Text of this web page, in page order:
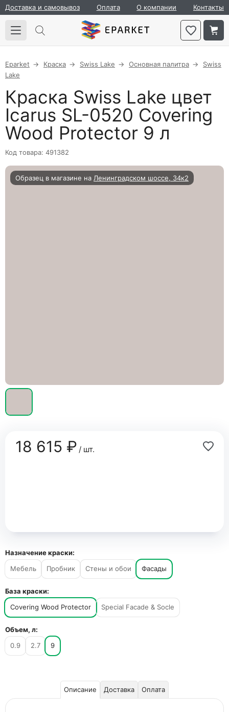
Доставка и самовывоз Оплата О компании Контакты
Eparket Краска Swiss Lake Основная палитра
Swiss
Lake
Краска Swiss Lake цвет
Icarus SL-0520 Covering
Wood Protector 9 л
Код товара: 491382
Образец в магазине на Ленинградском шоссе, 34к2
18 615 ₽/ шт.
Назначение краски:
Мебель
Пробник Стены и обои Фасады
База краски:
Covering Wood Protector
Special Facade & Socle
Объем, л:
0.9
2.7 9
Описание Доставка Оплата